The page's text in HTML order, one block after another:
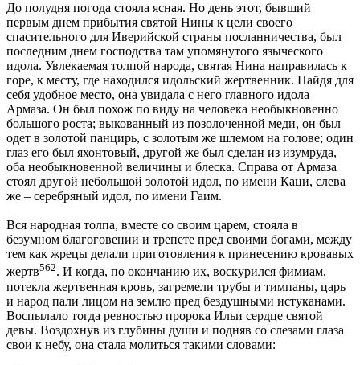
До полудня погода стояла ясная. Но день этот, бывший
первым днем прибытия святой Нины к цели своего
спасительного для Иверийской страны посланничества, был
последним днем господства там упомянутого языческого
идола. Увлекаемая толпой народа, святая Нина направилась к
горе, к месту, где находился идольский жертвенник. Найдя для
себя удобное место, она увидала с него главного идола
Армаза. Он был похож по виду на человека необыкновенно
большого роста; выкованный из позолоченной меди, он был
одет в золотой панцирь, с золотым же шлемом на голове; один
глаз его был яхонтовый, другой же был сделан из изумруда,
оба необыкновенной величины и блеска. Справа от Армаза
стоял другой небольшой золотой идол, по имени Каци, слева
же – серебряный идол, по имени Гаим.
Вся народная толпа, вместе со своим царем, стояла в
безумном благоговении и трепете пред своими богами, между
тем как жрецы делали приготовления к принесению кровавых
жертв562. И когда, по окончанию их, воскурился фимиам,
потекла жертвенная кровь, загремели трубы и тимпаны, царь
и народ пали лицом на землю пред бездушными истуканами.
Воспылало тогда ревностью пророка Ильи сердце святой
девы. Воздохнув из глубины души и подняв со слезами глаза
свои к небу, она стала молиться такими словами: